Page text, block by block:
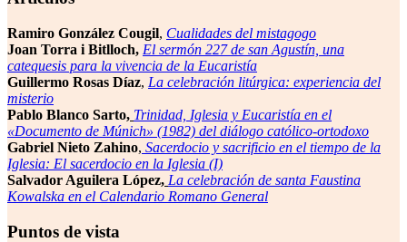
Ramiro González Cougil, Cualidades del mistagogo
Joan Torra i Bitlloch, El sermón 227 de san Agustín, una
catequesis para la vivencia de la Eucaristía
Guillermo Rosas Díaz, La celebración litúrgica: experiencia del
misterio
Pablo Blanco Sarto, Trinidad, Iglesia y Eucaristía en el
«Documento de Múnich» (1982) del diálogo católico-ortodoxo
Gabriel Nieto Zahino, Sacerdocio y sacrificio en el tiempo de la
Iglesia: El sacerdocio en la Iglesia (I)
Salvador Aguilera López, La celebración de santa Faustina
Kowalska en el Calendario Romano General
Puntos de vista